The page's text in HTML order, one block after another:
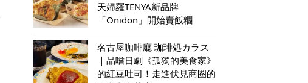
天婦羅TENYA新品牌
「Onidon」開始賣飯糰
名古屋咖啡廳 珈琲処カラス
｜品嚐日劇《孤獨的美食家》
的紅豆吐司！走進伏見商圈的